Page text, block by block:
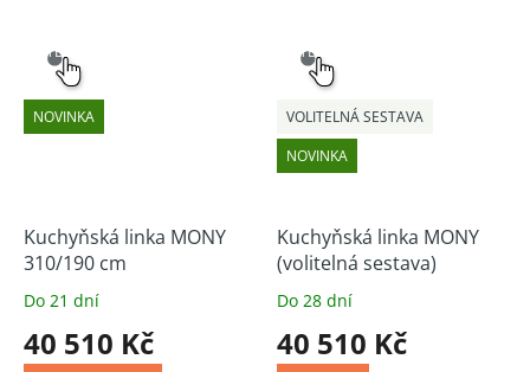
NOVINKA
VÝBĚR
Kuchyňská linka MONY
310/190 cm
Do 21 dní
40 510 Kč
NOVINKA
VOLITELNÁ SESTAVA
VÝBĚR
Kuchyňská linka MONY
(volitelná sestava)
Do 28 dní
40 510 Kč